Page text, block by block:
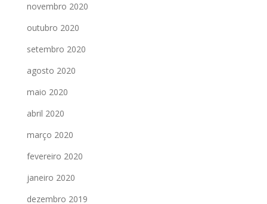
novembro 2020
outubro 2020
setembro 2020
agosto 2020
maio 2020
abril 2020
março 2020
fevereiro 2020
janeiro 2020
dezembro 2019